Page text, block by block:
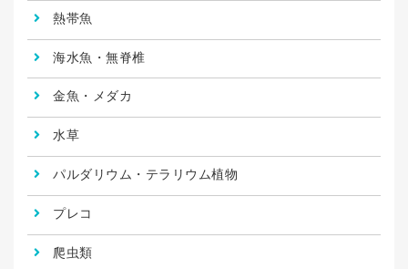
熱帯魚
海水魚・無脊椎
金魚・メダカ
水草
パルダリウム・テラリウム植物
プレコ
爬虫類